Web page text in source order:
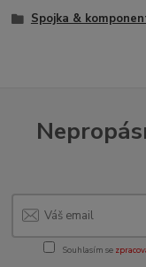
Spojka &
Souhlasím se